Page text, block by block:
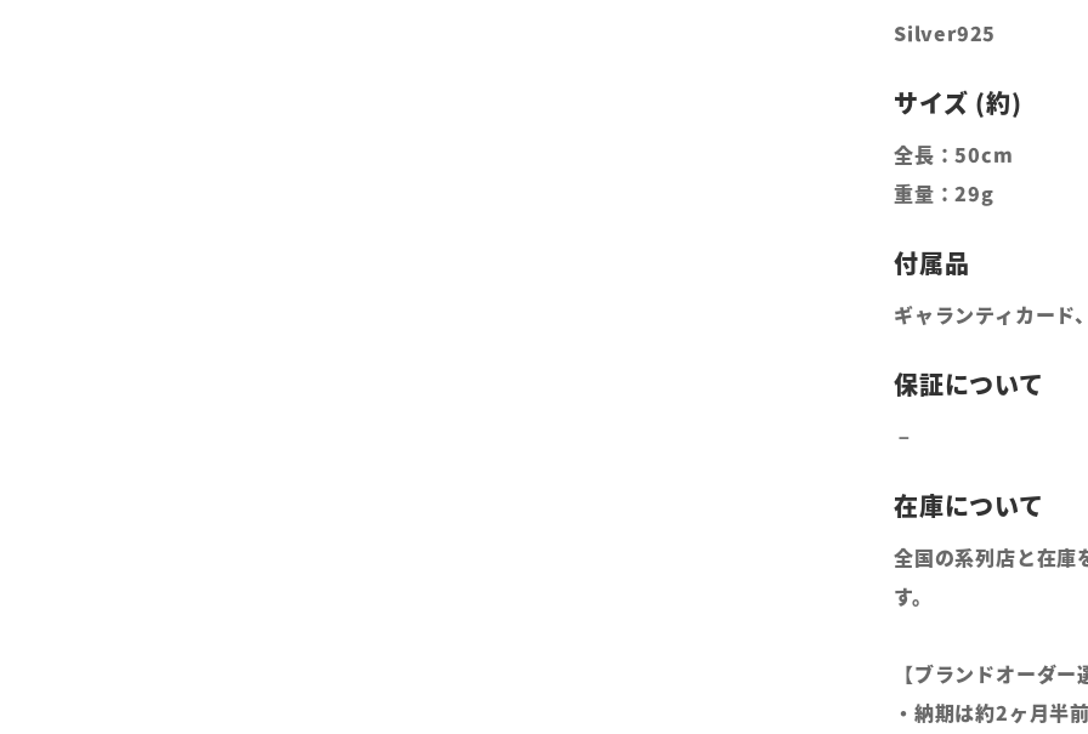
Silver925
全長：50cm
重量：29g
ギャランティカード
全国の系列店と在庫
す。
【ブランドオーダー
・納期は約2ヶ月半